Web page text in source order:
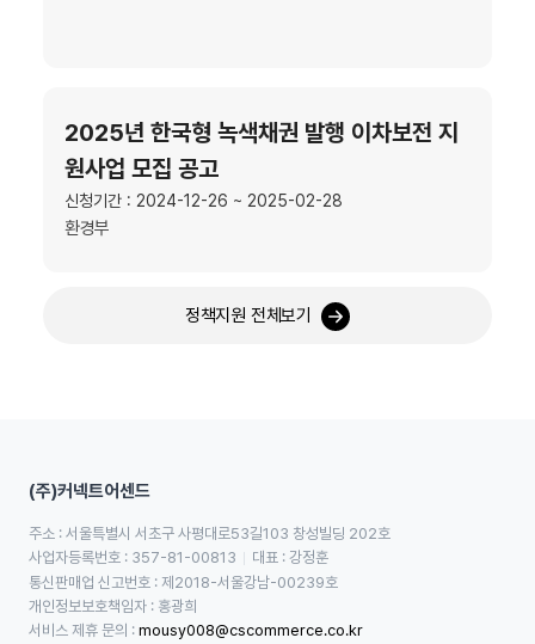
2025년 한국형 녹색채권 발행 이차보전 지
원사업 모집 공고
신청기간 : 2024-12-26 ~ 2025-02-28
환경부
정책지원 전체보기
(주)커넥트어센드
주소 : 서울특별시 서초구 사평대로53길103 창성빌딩 202호
사업자등록번호 : 357-81-00813
대표 : 강정훈
통신판매업 신고번호 : 제2018-서울강남-00239호
개인정보보호책임자 : 홍광희
서비스 제휴 문의 : mousy008@cscommerce.co.kr